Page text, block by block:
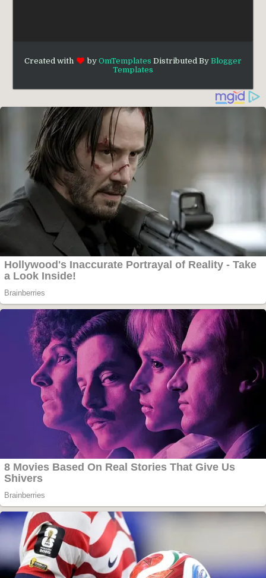
Created with by OmTemplates Distributed By Blogger
Templates